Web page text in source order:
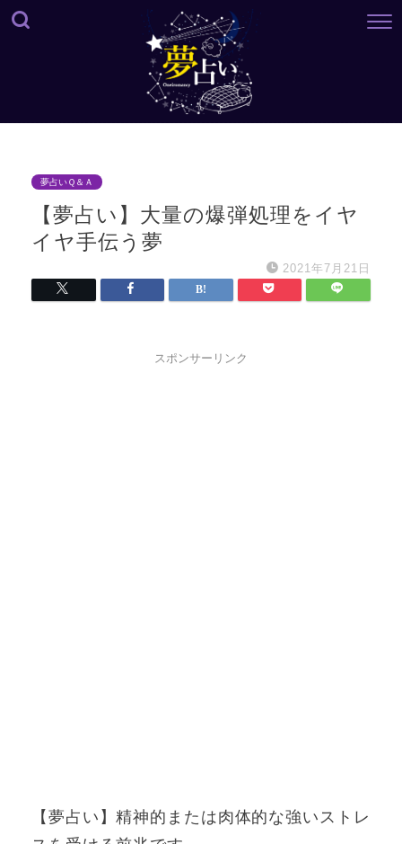
夢占いＱ＆Ａ
【夢占い】大量の爆弾処理をイヤ
イヤ手伝う夢
2021年7月21日
スポンサーリンク
【夢占い】精神的または肉体的な強いストレ